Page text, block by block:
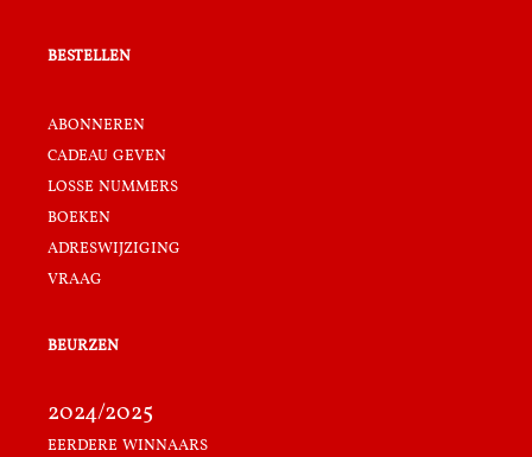
bestellen
abonneren
cadeau geven
losse nummers
boeken
adreswijziging
vraag
beurzen
2024/2025
eerdere winnaars